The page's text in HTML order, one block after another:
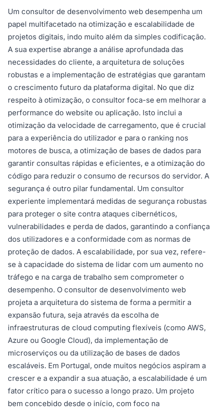
Um consultor de desenvolvimento web desempenha um
papel multifacetado na otimização e escalabilidade de
projetos digitais, indo muito além da simples codificação.
A sua expertise abrange a análise aprofundada das
necessidades do cliente, a arquitetura de soluções
robustas e a implementação de estratégias que garantam
o crescimento futuro da plataforma digital. No que diz
respeito à otimização, o consultor foca-se em melhorar a
performance do website ou aplicação. Isto inclui a
otimização da velocidade de carregamento, que é crucial
para a experiência do utilizador e para o ranking nos
motores de busca, a otimização de bases de dados para
garantir consultas rápidas e eficientes, e a otimização do
código para reduzir o consumo de recursos do servidor. A
segurança é outro pilar fundamental. Um consultor
experiente implementará medidas de segurança robustas
para proteger o site contra ataques cibernéticos,
vulnerabilidades e perda de dados, garantindo a confiança
dos utilizadores e a conformidade com as normas de
proteção de dados. A escalabilidade, por sua vez, refere-
se à capacidade do sistema de lidar com um aumento no
tráfego e na carga de trabalho sem comprometer o
desempenho. O consultor de desenvolvimento web
projeta a arquitetura do sistema de forma a permitir a
expansão futura, seja através da escolha de
infraestruturas de cloud computing flexíveis (como AWS,
Azure ou Google Cloud), da implementação de
microserviços ou da utilização de bases de dados
escaláveis. Em Portugal, onde muitos negócios aspiram a
crescer e a expandir a sua atuação, a escalabilidade é um
fator crítico para o sucesso a longo prazo. Um projeto
bem concebido desde o início, com foco na